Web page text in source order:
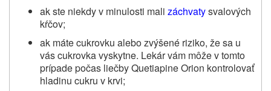
ak ste niekdy v minulosti mali záchvatysvalových
kŕčov;
ak máte cukrovku alebo zvýšené riziko, že sa u
vás cukrovka vyskytne. Lekár vám môže v tomto
prípade počas liečbyQuetiapine Orion kontrolovať
hladinu cukru v krvi;